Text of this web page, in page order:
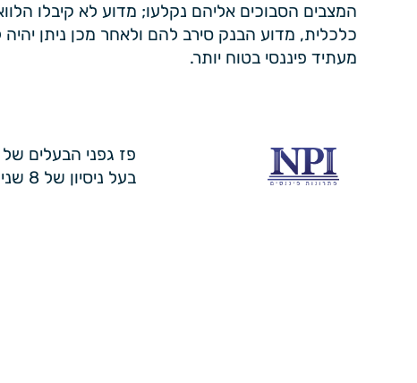
המצבים הסבוכים אליהם נקלעו; מדוע לא קיבלו
כלכלית, מדוע הבנק סירב להם ולאחר מכן ניתן
מעתיד פיננסי בטוח יותר.
פז גפני הבעלים של NPI - פתרונות פיננסים
בעל ניסיון של 8 שנים בתחום הפיננסים בדגש על גיוס אשראי.